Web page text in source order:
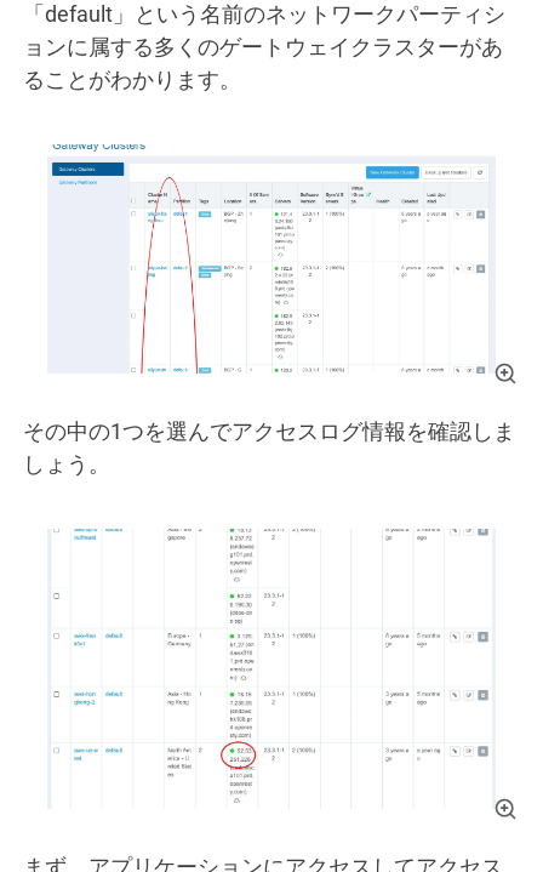
「default」という名前のネットワークパーティシ
ョンに属する多くのゲートウェイクラスターがあ
ることがわかります。
その中の1つを選んでアクセスログ情報を確認しま
しょう。
まず、アプリケーションにアクセスしてアクセス